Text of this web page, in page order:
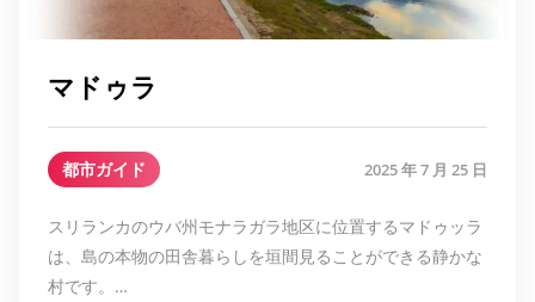
マドゥラ
都市ガイド 2025 年 7 月 25 日
スリランカのウバ州モナラガラ地区に位置するマドゥッラ
は、島の本物の田舎暮らしを垣間見ることができる静かな
村です。…